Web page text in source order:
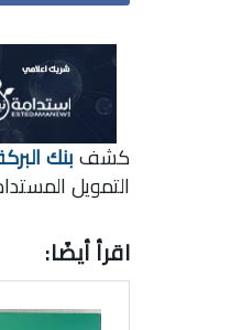
كشفبنك
التمويل المستدام لتتجاوز
اقرأ أيضًا: